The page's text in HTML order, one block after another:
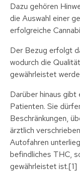
Dazu gehören
die Auswahl einer
erfolgreiche
Der Bezug erfolgt
wodurch die
gewährleistet
Darüber hinaus gibt
Patienten. Sie
Beschränkungen,
ärztlich
Autofahren
befindliches THC,
gewährleistet ist.[1]